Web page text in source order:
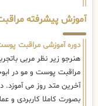
آموزش پیشرفته
دوره آموزشی مراقبت
هنرجو زیر نظر مربی
مراقبت پوست و مو در
آخرین متد روز می آموزد.
بصورت کاملا کاربردی و